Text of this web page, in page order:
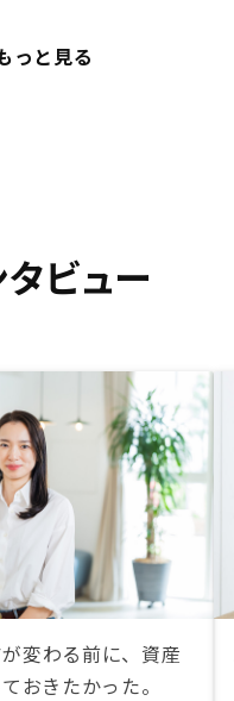
っと見る
ビュー
変わる前に、資産
おきたかった。